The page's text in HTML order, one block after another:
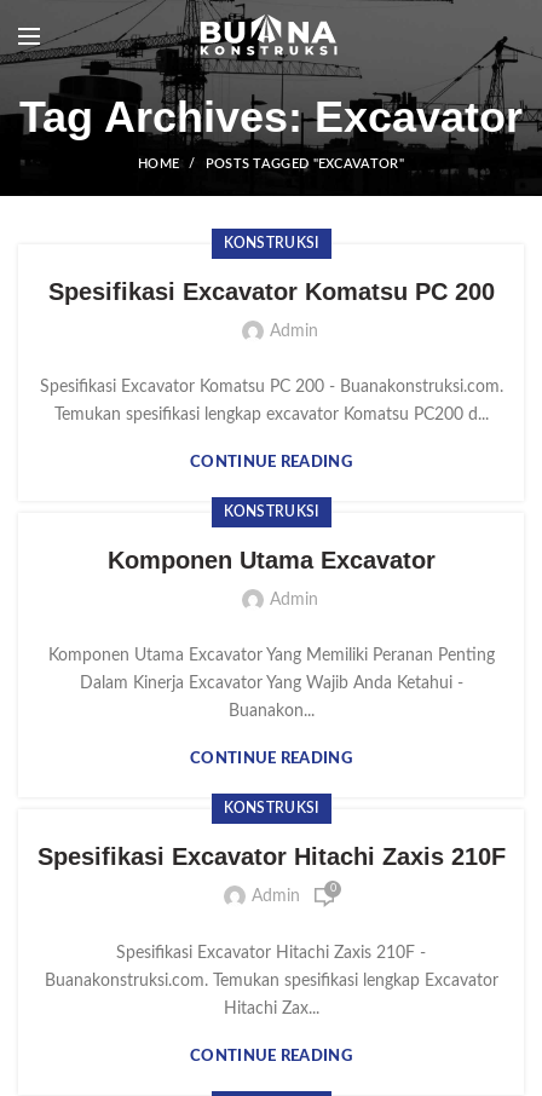
Tag Archives: Excavator
HOME POSTS TAGGED "EXCAVATOR"
KONSTRUKSI
Spesifikasi Excavator Komatsu PC 200
Admin
Spesifikasi Excavator Komatsu PC 200 - Buanakonstruksi.com.
Temukan spesifikasi lengkap excavator Komatsu PC200 d...
CONTINUE READING
KONSTRUKSI
Komponen Utama Excavator
Admin
Komponen Utama Excavator Yang Memiliki Peranan Penting
Dalam Kinerja Excavator Yang Wajib Anda Ketahui -
Buanakon...
CONTINUE READING
KONSTRUKSI
Spesifikasi Excavator Hitachi Zaxis 210F
Admin 0
Spesifikasi Excavator Hitachi Zaxis 210F -
Buanakonstruksi.com. Temukan spesifikasi lengkap Excavator
Hitachi Zax...
CONTINUE READING